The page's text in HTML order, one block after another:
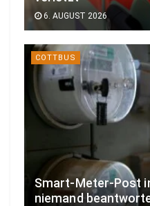
6. AUGUST 2026
COTTBUS
Smart-Meter-Post
niemand